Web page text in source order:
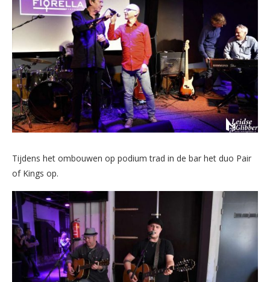
Tijdens het ombouwen op podium trad in de bar het duo Pair
of Kings op.